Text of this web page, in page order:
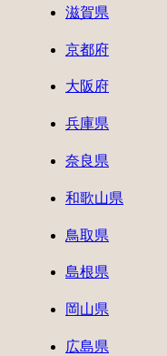
滋賀県
京都府
大阪府
兵庫県
奈良県
和歌山県
鳥取県
島根県
岡山県
広島県